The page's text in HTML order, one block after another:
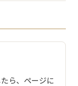
ら、ページに